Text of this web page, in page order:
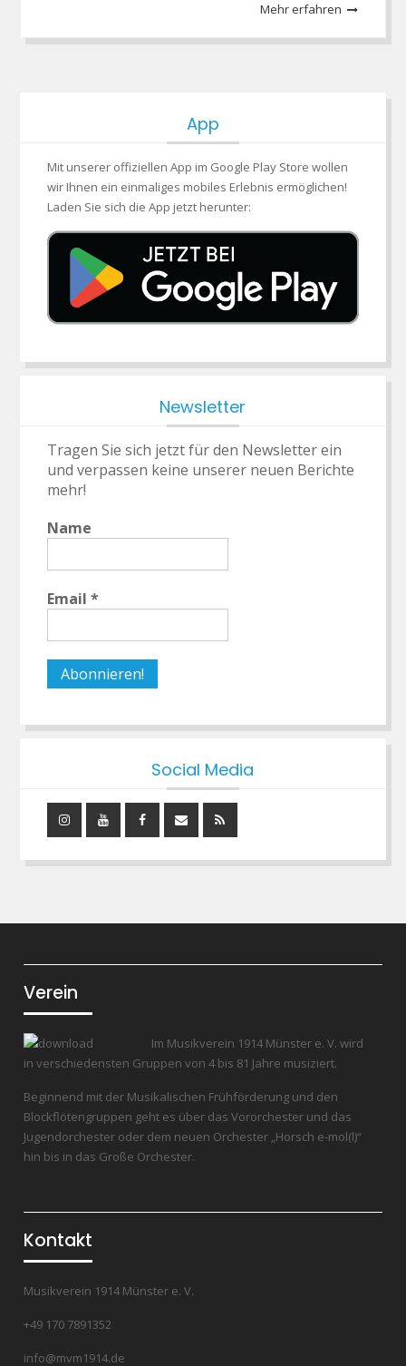
Mehr erfahren
App
Mit unserer offiziellen App im Google Play Store wollen
wir Ihnen ein einmaliges mobiles Erlebnis ermöglichen!
Laden Sie sich die App jetzt herunter:
Newsletter
Tragen Sie sich jetzt für den Newsletter ein
und verpassen keine unserer neuen Berichte
mehr!
Name
Email *
Social Media
Verein
Im Musikverein 1914 Münster e. V. wird
in verschiedensten Gruppen von 4 bis 81 Jahre musiziert.
Beginnend mit der Musikalischen Frühförderung und den
Blockflötengruppen geht es über das Vororchester und das
Jugendorchester oder dem neuen Orchester „Horsch e-mol(l)“
hin bis in das Große Orchester.
Kontakt
Musikverein 1914 Münster e. V.
+49 170 7891352
info@mvm1914.de